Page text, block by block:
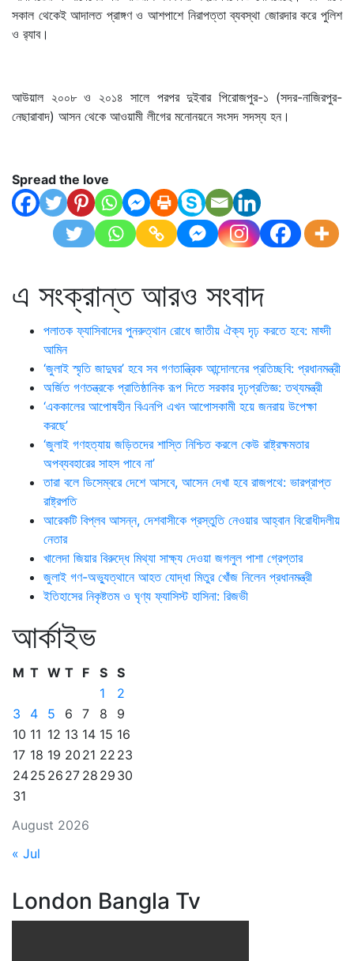
সকাল থেকেই আদালত প্রাঙ্গণ ও আশপাশে নিরাপত্তা ব্যবস্থা জোরদার করে পুলিশ
ও র‌্যাব।
আউয়াল ২০০৮ ও ২০১৪ সালে পরপর দুইবার পিরোজপুর-১ (সদর-নাজিরপুর-
নেছারাবাদ) আসন থেকে আওয়ামী লীগের মনোনয়নে সংসদ সদস্য হন।
Spread the love
এ সংক্রান্ত আরও সংবাদ
পলাতক ফ্যাসিবাদের পুনরুত্থান রোধে জাতীয় ঐক্য দৃঢ় করতে হবে: মাহ্দী
আমিন
‘জুলাই স্মৃতি জাদুঘর’ হবে সব গণতান্ত্রিক আন্দোলনের প্রতিচ্ছবি: প্রধানমন্ত্রী
অর্জিত গণতন্ত্রকে প্রাতিষ্ঠানিক রূপ দিতে সরকার দৃঢ়প্রতিজ্ঞ: তথ্যমন্ত্রী
‘এককালের আপোষহীন বিএনপি এখন আপোসকামী হয়ে জনরায় উপেক্ষা
করছে’
‘জুলাই গণহত্যায় জড়িতদের শাস্তি নিশ্চিত করলে কেউ রাষ্ট্রক্ষমতার
অপব্যবহারের সাহস পাবে না’
তারা বলে ডিসেম্বরে দেশে আসবে, আসেন দেখা হবে রাজপথে: ভারপ্রাপ্ত
রাষ্ট্রপতি
আরেকটি বিপ্লব আসন্ন, দেশবাসীকে প্রস্তুতি নেওয়ার আহ্বান বিরোধীদলীয়
নেতার
খালেদা জিয়ার বিরুদ্ধে মিথ্যা সাক্ষ্য দেওয়া জগলুল পাশা গ্রেপ্তার
জুলাই গণ-অভ্যুত্থানে আহত যোদ্ধা মিতুর খোঁজ নিলেন প্রধানমন্ত্রী
ইতিহাসের নিকৃষ্টতম ও ঘৃণ্য ফ্যাসিস্ট হাসিনা: রিজভী
আর্কাইভ
August 2026
M T W T F S S
1
2
3
4 5 6 7 8
9
10 11 12 13 14 15 16
17 18 19 20 21 22 23
2425 26 27 28 29 30
31
« Jul
London Bangla Tv